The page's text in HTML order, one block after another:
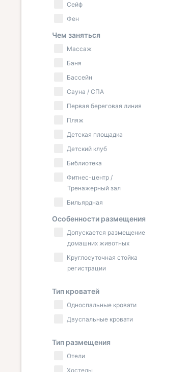
Сейф
Фен
Чем заняться
Массаж
Баня
Бассейн
Сауна / СПА
Первая береговая линия
Пляж
Детская площадка
Детский клуб
Библиотека
Фитнес-центр /
Тренажерный зал
Бильярдная
Особенности размещения
Допускается размещение
домашних животных
Круглосуточная стойка
регистрации
Тип кроватей
Односпальные кровати
Двуспальные кровати
Тип размещения
Отели
Хостелы